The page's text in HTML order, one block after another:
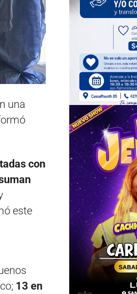
una
con
este
13 en